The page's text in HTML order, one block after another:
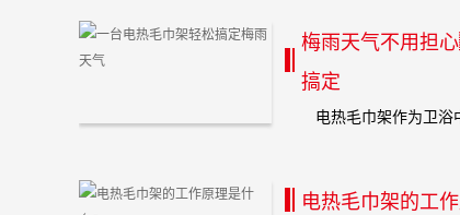
梅雨天气不用担
搞定
电热毛巾架作为卫浴
电热毛巾架的工